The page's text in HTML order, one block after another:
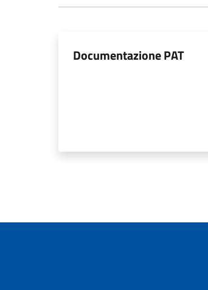
Documentazione PAT